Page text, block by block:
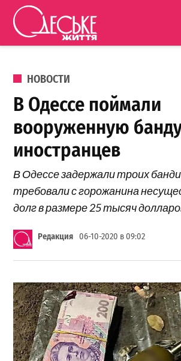
Перейти к содержанию
життя
ОПУБЛИКОВАНО В
НОВОСТИ
В Одессе поймали
вооруженную
иностранцев
В Одессе задержали троих
требовали с горожанина
долг в размере 25 тысяч
Редакция 06-10-2020 в 09:02